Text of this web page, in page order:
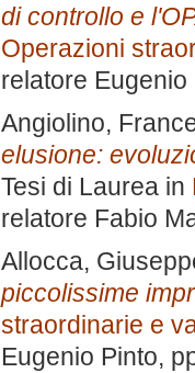
di controllo e
Operazioni
relatore Eugenio
Angiolino,
elusione:
Tesi di Laurea in
relatore Fabio
Allocca,
piccolissime
straordinarie e
Eugenio Pinto,